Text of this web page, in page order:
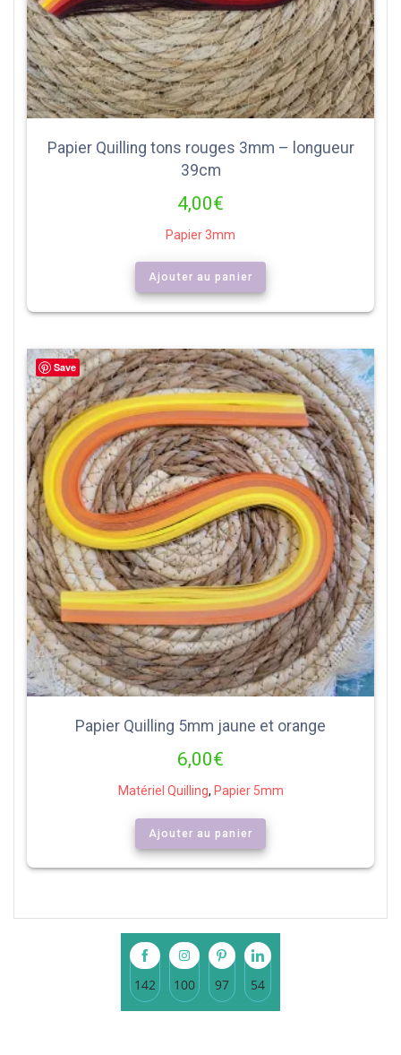
Papier Quilling tons rouges 3mm – longueur
39cm
4,00€
Papier 3mm
Ajouter au panier
Save
Papier Quilling 5mm jaune et orange
6,00€
Matériel Quilling, Papier 5mm
Ajouter au panier
142
Share
100
Share
97
Share
54
Share